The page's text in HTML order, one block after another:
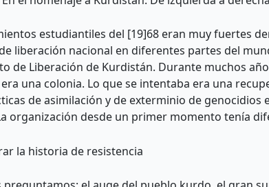
estudiantiles del [19]68 eran muy fuertes
liberación nacional en diferentes partes del
de Liberación de Kurdistán. Durante muchos
una colonia. Lo que se intentaba era una
de asimilación y de exterminio de
organización desde un primer momento tenía
la historia de resistencia